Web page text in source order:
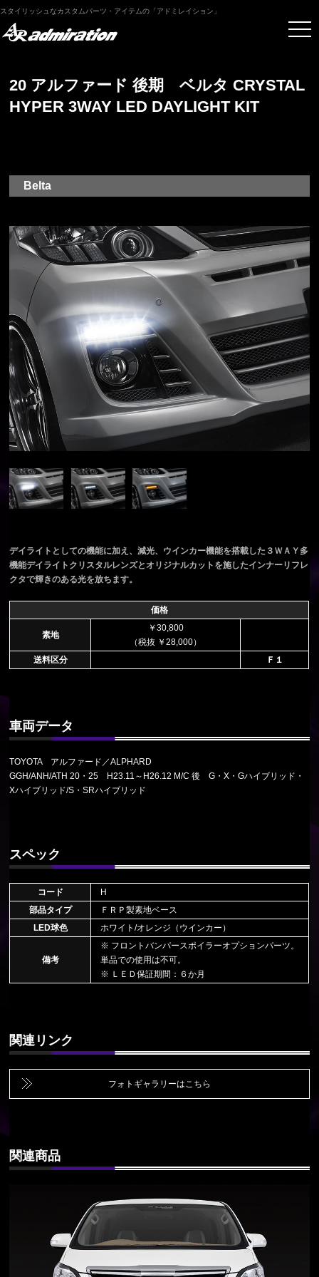
スタイリッシュなカスタムパーツ・アイテムの「アドミレイション」
20 アルファード 後期 ベルタ CRYSTAL
HYPER 3WAY LED DAYLIGHT KIT
Belta
デイライトとしての機能に加え、減光、ウインカー機能を搭載した３ＷＡＹ多
機能デイライトクリスタルレンズとオリジナルカットを施したインナーリフレ
クタで輝きのある光を放ちます。
価格
素地
￥30,800
（税抜 ￥28,000）
送料区分
Ｆ１
車両データ
TOYOTA アルファード／ALPHARD
GGH/ANH/ATH 20・25 H23.11～H26.12 M/C 後 G・X・Gハイブリッド・
Xハイブリッド/S・SRハイブリッド
スペック
コード
H
部品タイプ
ＦＲＰ製素地ベース
LED球色
ホワイト/オレンジ（ウインカー）
備考
※ フロントバンパースポイラーオプションパーツ。
単品での使用は不可。
※ ＬＥＤ保証期間：６か月
関連リンク
フォトギャラリーはこちら
関連商品